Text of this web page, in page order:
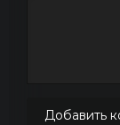
Добавить